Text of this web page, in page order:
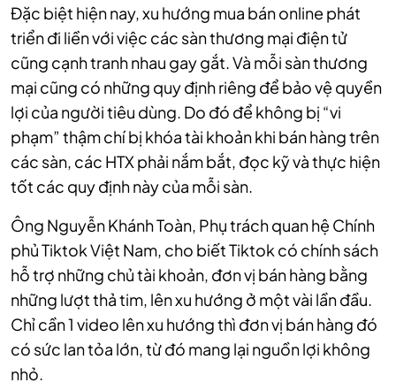
Đặc biệt hiện nay, xu hướng mua bán online phát
triển đi liền với việc các sàn thương mại điện tử
cũng cạnh tranh nhau gay gắt. Và mỗi sàn thương
mại cũng có những quy định riêng để bảo vệ quyền
lợi của người tiêu dùng. Do đó để không bị “vi
phạm” thậm chí bị khóa tài khoản khi bán hàng trên
các sàn, các HTX phải nắm bắt, đọc kỹ và thực hiện
tốt các quy định này của mỗi sàn.
Ông Nguyễn Khánh Toàn, Phụ trách quan hệ Chính
phủ Tiktok Việt Nam, cho biết Tiktok có chính sách
hỗ trợ những chủ tài khoản, đơn vị bán hàng bằng
những lượt thả tim, lên xu hướng ở một vài lần đầu.
Chỉ cần 1 video lên xu hướng thì đơn vị bán hàng đó
có sức lan tỏa lớn, từ đó mang lại nguồn lợi không
nhỏ.